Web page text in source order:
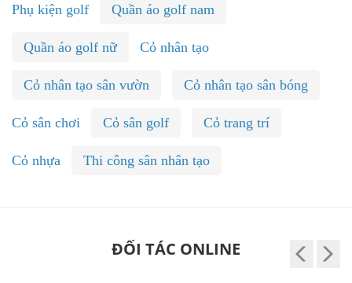
Phụ kiện golf Quần áo golf nam
Quần áo golf nữ Cỏ nhân tạo
Cỏ nhân tạo sân vườn Cỏ nhân tạo sân bóng
Cỏ sân chơi Cỏ sân golf Cỏ trang trí
Cỏ nhựa Thi công sân nhân tạo
ĐỐI TÁC ONLINE